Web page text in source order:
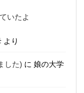
いたよ
より
した) に 娘の大学